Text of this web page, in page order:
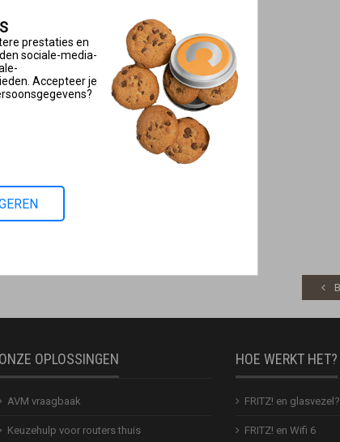
puntjes
ONZE OPLOSSINGEN
AVM vraagbaak
Keuzehulp voor routers thuis
HOE WERKT HET?
FRITZ! en glasvezel?
FRITZ! en Wifi 6
prestaties en
sociale-media-
Accepteer je